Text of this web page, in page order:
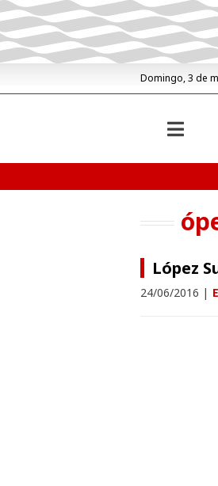
Domingo, 3 de
López
24/06/2016 |